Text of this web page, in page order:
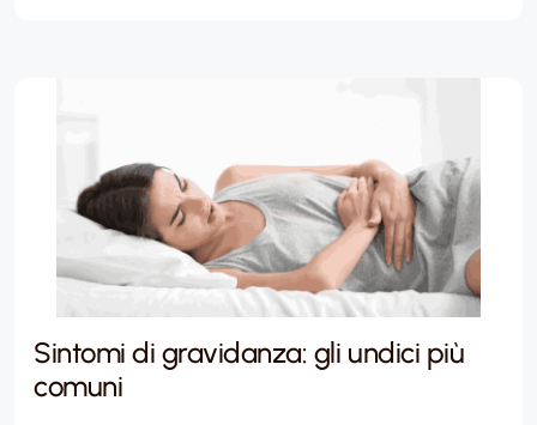
Sintomi di gravidanza: gli undici più
comuni